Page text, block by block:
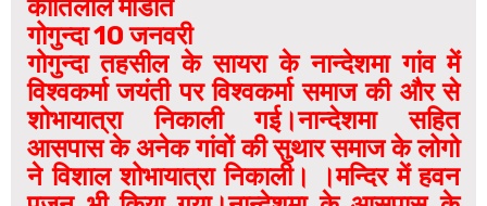
कांतिलाल मांडोत
गोगुन्दा 10 जनवरी
गोगुन्दा तहसील के सायरा के नान्देशमा गांव में
विश्वकर्मा जयंती पर विश्वकर्मा समाज की और से
शोभायात्रा निकाली गई।नान्देशमा सहित
आसपास के अनेक गांवों की सुथार समाज के लोगो
ने विशाल शोभायात्रा निकाली। ।मन्दिर में हवन